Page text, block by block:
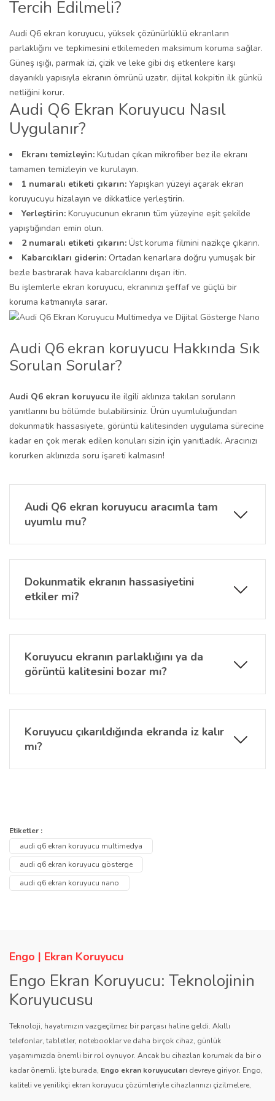
Tercih Edilmeli?
Audi Q6 ekran koruyucu, yüksek çözünürlüklü ekranların
parlaklığını ve tepkimesini etkilemeden maksimum koruma sağlar.
Güneş ışığı, parmak izi, çizik ve leke gibi dış etkenlere karşı
dayanıklı yapısıyla ekranın ömrünü uzatır, dijital kokpitin ilk günkü
netliğini korur.
Audi Q6 Ekran Koruyucu Nasıl
Uygulanır?
Ekranı temizleyin: Kutudan çıkan mikrofiber bez ile ekranı
tamamen temizleyin ve kurulayın.
1 numaralı etiketi çıkarın: Yapışkan yüzeyi açarak ekran
koruyucuyu hizalayın ve dikkatlice yerleştirin.
Yerleştirin: Koruyucunun ekranın tüm yüzeyine eşit şekilde
yapıştığından emin olun.
2 numaralı etiketi çıkarın: Üst koruma filmini nazikçe çıkarın.
Kabarcıkları giderin: Ortadan kenarlara doğru yumuşak bir
bezle bastırarak hava kabarcıklarını dışarı itin.
Bu işlemlerle ekran koruyucu, ekranınızı şeffaf ve güçlü bir
koruma katmanıyla sarar.
Audi Q6 ekran koruyucu Hakkında Sık
Sorulan Sorular?
Audi Q6 ekran koruyucu ile ilgili aklınıza takılan soruların
yanıtlarını bu bölümde bulabilirsiniz. Ürün uyumluluğundan
dokunmatik hassasiyete, görüntü kalitesinden uygulama sürecine
kadar en çok merak edilen konuları sizin için yanıtladık. Aracınızı
korurken aklınızda soru işareti kalmasın!
Audi Q6 ekran koruyucu aracımla tam
uyumlu mu?
Evet, bu ekran koruyucu Audi Q6 11.9 inç dijital
gösterge ve 14.5 inç multimedya ekranı ile uyumlu
olarak tasarlanmıştır.
Dokunmatik ekranın hassasiyetini
etkiler mi?
Hayır, ultra ince yapısı sayesinde dokunmatik ekran
tepkimesi etkilenmez. Menü geçişleri, kaydırma ve
komutlar sorunsuz şekilde çalışmaya devam eder.
Koruyucu ekranın parlaklığını ya da
görüntü kalitesini bozar mı?
Hayır.Audi Q6 ekran koruyucu, yüksek şeffaflığa
sahip olduğu için ekranın orijinal parlaklığını ve renk
canlılığını tamamen korur. Ekranınız ilk günkü gibi
net görünmeye devam eder.
Koruyucu çıkarıldığında ekranda iz kalır
mı?
Hayır, çıkarıldığında ekranda hiçbir yapışkan kalıntı
Yorum Yaz
konularda yetersiz gördüğünüz noktaları öneri formunu kullanarak
tarafımıza iletebilirsiniz.
Görüş ve önerileriniz için teşekkür ederiz.
Ürün resmi kalitesiz, bozuk veya görüntülenemiyor.
Ürün fiyatı diğer sitelerden daha pahalı.
Bu ürüne benzer farklı alternatifler olmalı.
Gönder
Soru Sor
Etiketler :
audi q6 ekran koruyucu multimedya
audi q6 ekran koruyucu gösterge
audi q6 ekran koruyucu nano
Engo | Ekran Koruyucu
Engo Ekran Koruyucu: Teknolojinin
Koruyucusu
Teknoloji, hayatımızın vazgeçilmez bir parçası haline geldi. Akıllı
telefonlar, tabletler, notebooklar ve daha birçok cihaz, günlük
yaşamımızda önemli bir rol oynuyor. Ancak bu cihazları korumak da bir o
kadar önemli. İşte burada, Engo ekran koruyucuları devreye giriyor. Engo,
kaliteli ve yenilikçi ekran koruyucu çözümleriyle cihazlarınızı çizilmelere,